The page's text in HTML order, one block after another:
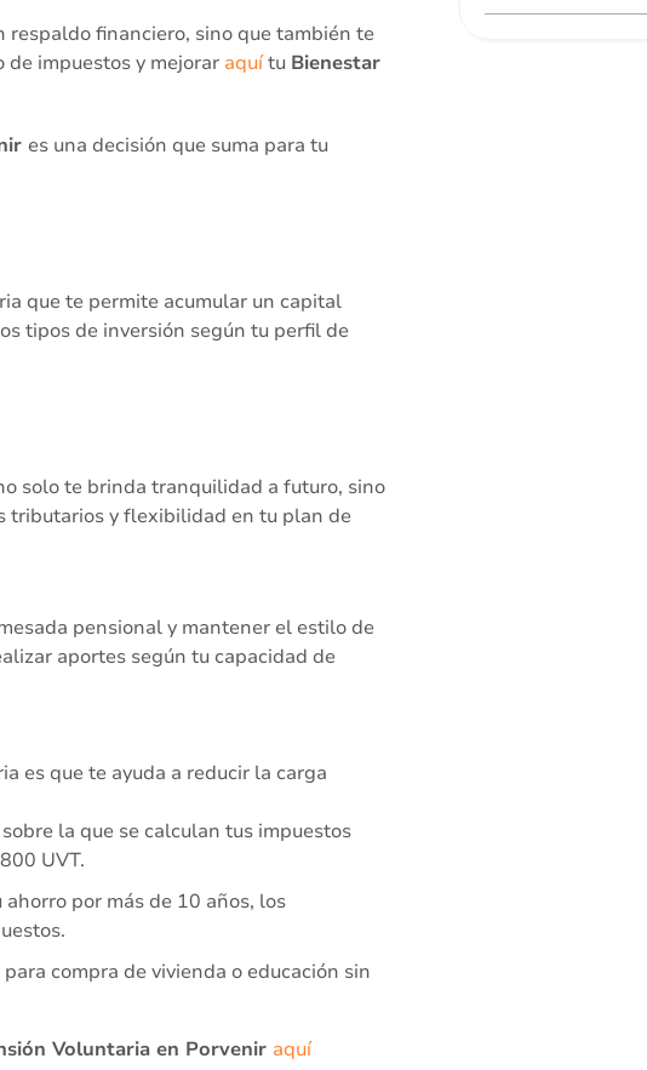
respaldo financiero, sino que también te
impuestos y mejorar aquítu Bienestar
es una decisión que suma para tu
que te permite acumular un capital
tipos de inversión según tu perfil de
solo te brinda tranquilidad a futuro, sino
tributarios y flexibilidad en tu plan de
pensional y mantener el estilo de
aportes según tu capacidad de
es que te ayuda a reducir la carga
la que se calculan tus impuestos
UVT.
por más de 10 años, los
compra de vivienda o educación sin
Voluntaria en Porvenir aquí